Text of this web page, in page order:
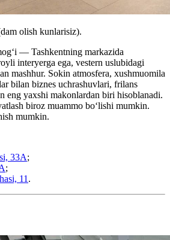
olish kunlarisiz).
— Tashkentning markazida
interyerga ega, vestern uslubidagi
mashhur. Sokin atmosfera, xushmuomila
bilan biznes uchrashuvlari, frilans
eng yaxshi makonlardan biri hisoblanadi.
biroz muammo boʻlishi mumkin.
mumkin.
33A;
;
11 .